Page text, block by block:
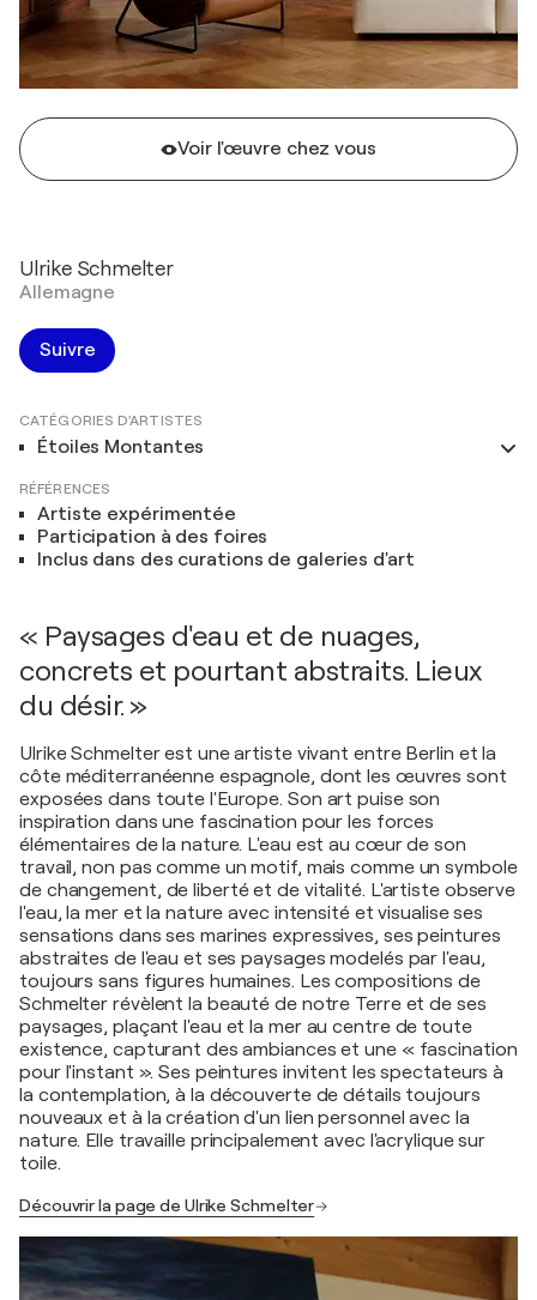
Voir l'œuvre chez vous
Ulrike Schmelter
Allemagne
Suivre
CATÉGORIES D'ARTISTES
Étoiles Montantes
RÉFÉRENCES
Artiste expérimentée
Participation à des foires
Inclus dans des curations de galeries d'art
« Paysages d'eau et de nuages,
concrets et pourtant abstraits. Lieux
du désir. »
Ulrike Schmelter est une artiste vivant entre Berlin et la
côte méditerranéenne espagnole, dont les œuvres sont
exposées dans toute l'Europe. Son art puise son
inspiration dans une fascination pour les forces
élémentaires de la nature. L'eau est au cœur de son
travail, non pas comme un motif, mais comme un symbole
de changement, de liberté et de vitalité. L'artiste observe
l'eau, la mer et la nature avec intensité et visualise ses
sensations dans ses marines expressives, ses peintures
abstraites de l'eau et ses paysages modelés par l'eau,
toujours sans figures humaines. Les compositions de
Schmelter révèlent la beauté de notre Terre et de ses
paysages, plaçant l'eau et la mer au centre de toute
existence, capturant des ambiances et une « fascination
pour l'instant ». Ses peintures invitent les spectateurs à
la contemplation, à la découverte de détails toujours
nouveaux et à la création d'un lien personnel avec la
nature. Elle travaille principalement avec l'acrylique sur
toile.
Découvrir la page de Ulrike Schmelter